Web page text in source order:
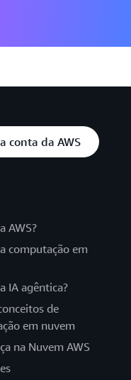
conta da AWS
AWS?
computação em
IA agêntica?
de
em nuvem
na Nuvem AWS